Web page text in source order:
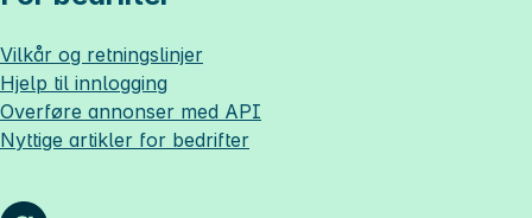
Vilkår og retningslinjer
Hjelp til innlogging
Overføre annonser med API
Nyttige artikler for bedrifter